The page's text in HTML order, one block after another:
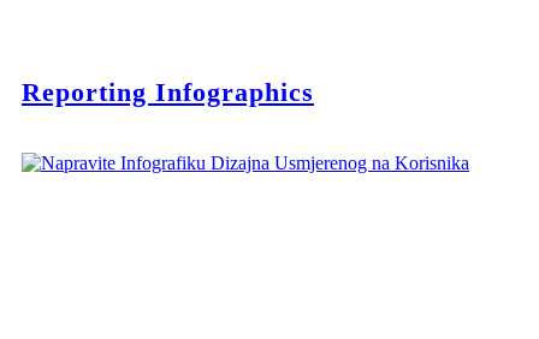
Reporting Infographics